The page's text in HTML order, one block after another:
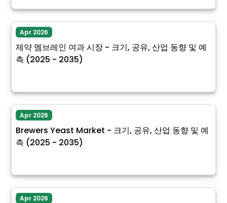
Apr 2026
제약 멤브레인 여과 시장 - 크기, 공유, 산업 동향 및 예
측 (2025 - 2035)
Apr 2026
Brewers Yeast Market - 크기, 공유, 산업 동향 및 예
측 (2025 - 2035)
Apr 2026